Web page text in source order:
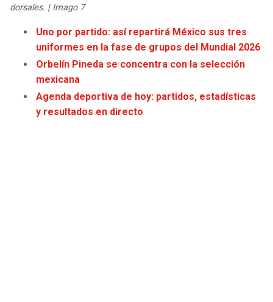
COWBOYS
COMMANDERS
CLIPPERS
KINGS
dorsales. | Imago 7
Uno por partido: así repartirá México sus tres
uniformes en la fase de grupos del Mundial 2026
Orbelín Pineda se concentra con la selección
mexicana
Agenda deportiva de hoy: partidos, estadísticas
y resultados en directo